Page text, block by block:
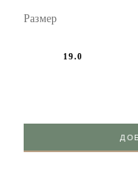
Размер
19.0